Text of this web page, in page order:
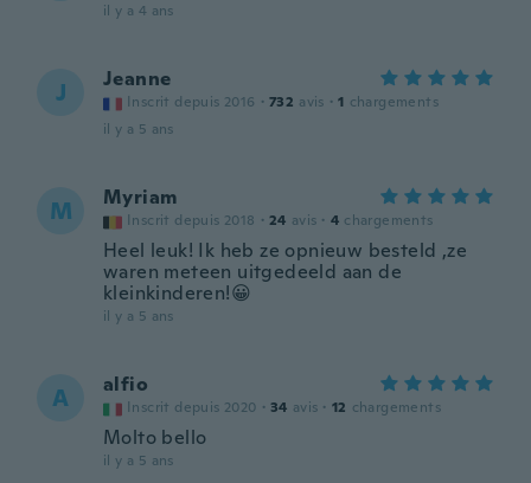
il y a 4 ans
J Jeanne
Inscrit depuis 2016 · 732 avis · 1 chargements
il y a 5 ans
M Myriam
Inscrit depuis 2018 · 24 avis · 4 chargements
Heel leuk! Ik heb ze opnieuw besteld ,ze
waren meteen uitgedeeld aan de
kleinkinderen!😀
il y a 5 ans
A alfio
Inscrit depuis 2020 · 34 avis · 12 chargements
Molto bello
il y a 5 ans